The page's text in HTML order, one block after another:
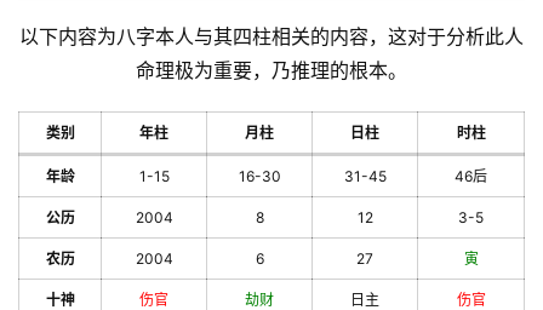
以下内容为八字本人与其四柱相关的内容，这对于分析此人
命理极为重要，乃推理的根本。
类别 年柱 月柱 日柱 时柱
年龄 1-15 16-30 31-45 46后
公历 2004 8 12 3-5
农历 2004 6 27 寅
十神 伤官 劫财 日主 伤官